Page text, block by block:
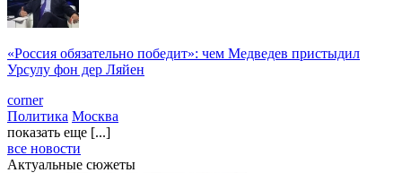
«Россия обязательно победит»: чем Медведев пристыдил
Урсулу фон дер Ляйен
corner
Политика Москва
показать еще [...]
все новости
Актуальные сюжеты